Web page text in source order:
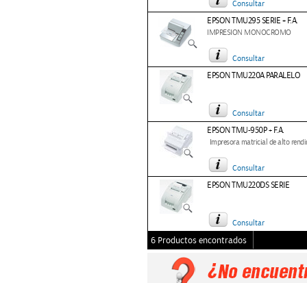
Consultar
EPSON TMU295 SERIE + F.A.
IMPRESION MONOCROMO
Consultar
EPSON TMU220A PARALELO
Consultar
EPSON TMU-950P + F.A.
Impresora matricial de alto
Consultar
EPSON TMU220DS SERIE
Consultar
6 Productos encontrados